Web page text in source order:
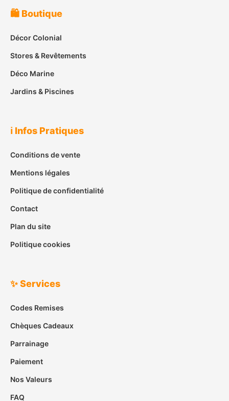
🛍️ Boutique
Décor Colonial
Stores & Revêtements
Déco Marine
Jardins & Piscines
ℹ️ Infos Pratiques
Conditions de vente
Mentions légales
Politique de confidentialité
Contact
Plan du site
Politique cookies
✨ Services
Codes Remises
Chèques Cadeaux
Parrainage
Paiement
Nos Valeurs
FAQ